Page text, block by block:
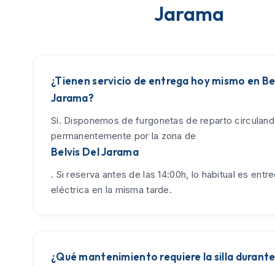
Jarama
¿Tienen servicio de entrega hoy mismo en
Jarama?
Sí. Disponemos de furgonetas de reparto
permanentemente por la zona de
Belvis Del Jarama
. Si reserva antes de las 14:00h, lo habitual es
eléctrica en la misma tarde.
¿Qué mantenimiento requiere la silla